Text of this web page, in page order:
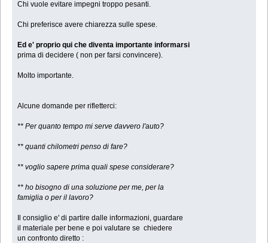
Chi vuole evitare impegni troppo pesanti.
Chi preferisce avere chiarezza sulle spese.
Ed e' proprio qui che diventa importante informarsi
prima di decidere ( non per farsi convincere).
Molto importante.
Alcune domande per rifletterci:
** Per quanto tempo mi serve davvero l'auto?
** quanti chilometri penso di fare?
** voglio sapere prima quali spese considerare?
** ho bisogno di una soluzione per me, per la
famiglia o per il lavoro?
Il consiglio e' di partire dalle informazioni, guardare
il materiale per bene e poi valutare se chiedere
un confronto diretto :